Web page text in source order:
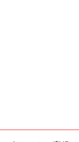
春は気温がちょうど